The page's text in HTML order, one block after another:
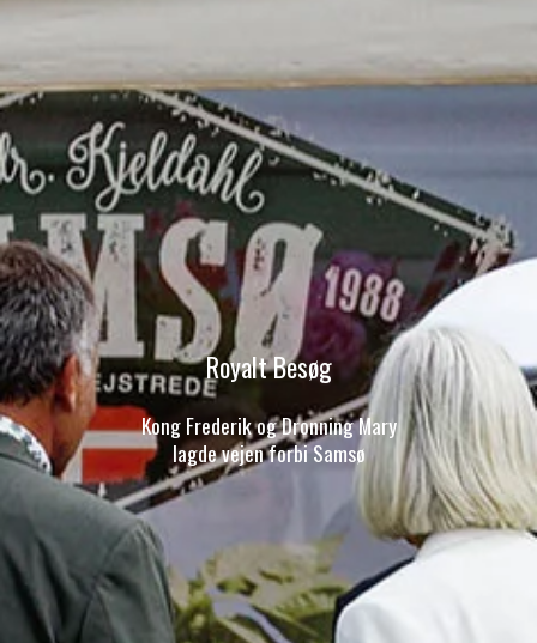
Royalt Besøg
Kong Frederik og Dronning Mary
lagde vejen forbi Samsø